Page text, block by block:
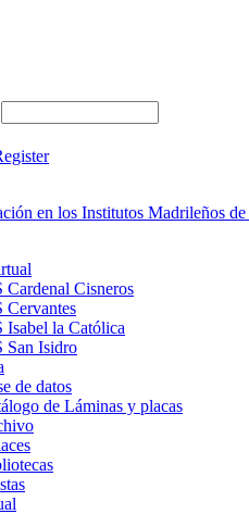
en los Institutos Madrileños
Cardenal Cisneros
Cervantes
Isabel la Católica
San Isidro
de datos
de Láminas y placas